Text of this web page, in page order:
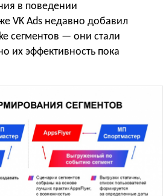
в поведении
VK Ads недавно добавил
сегментов — они стали
их эффективность пока